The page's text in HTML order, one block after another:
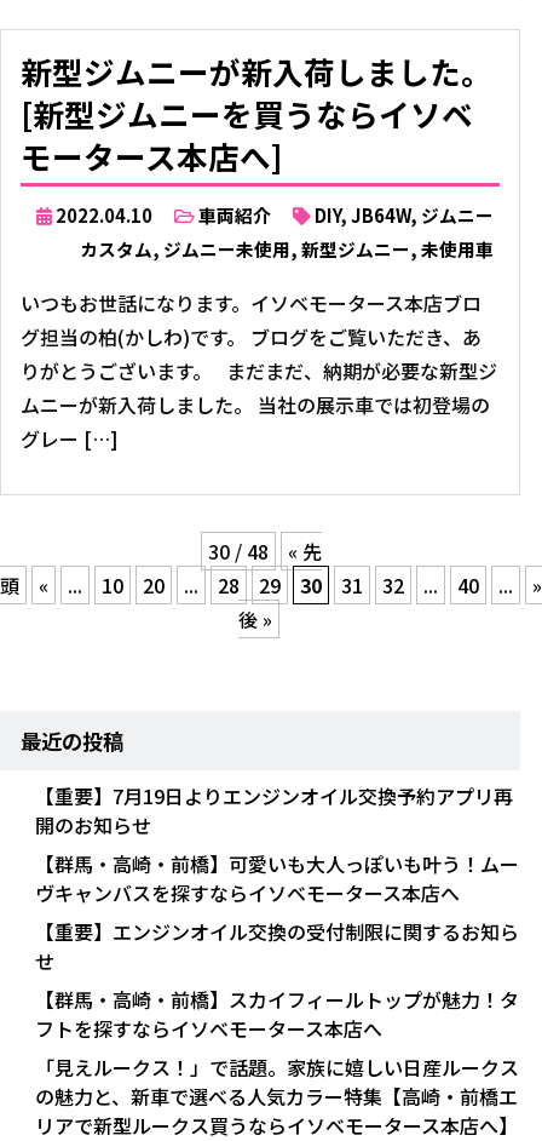
新型ジムニーが新入荷しました。
[新型ジムニーを買うならイソベ
モータース本店へ]
2022.04.10 車両紹介 DIY,JB64W, ジムニー
カスタム, ジムニー未使用,新型ジムニー,未使用車
いつもお世話になります。イソベモータース本店ブロ
グ担当の柏(かしわ)です。 ブログをご覧いただき、あ
りがとうございます。 まだまだ、納期が必要な新型ジ
ムニーが新入荷しました。 当社の展示車では初登場の
グレー […]
30 / 48
« 先
頭
« ... 10 20 ... 28 29 30 31 32 ... 40 ...
»
後 »
最近の投稿
【重要】7月19日よりエンジンオイル交換予約アプリ再
開のお知らせ
【群馬・高崎・前橋】可愛いも大人っぽいも叶う！ムー
ヴキャンバスを探すならイソベモータース本店へ
【重要】エンジンオイル交換の受付制限に関するお知ら
せ
【群馬・高崎・前橋】スカイフィールトップが魅力！タ
フトを探すならイソベモータース本店へ
「見えルークス！」で話題。家族に嬉しい日産ルークス
の魅力と、新車で選べる人気カラー特集【高崎・前橋エ
リアで新型ルークス買うならイソベモータース本店へ】